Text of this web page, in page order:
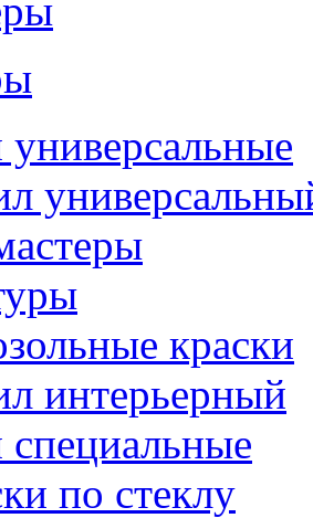
краски
интерьерный
специальные
по стеклу